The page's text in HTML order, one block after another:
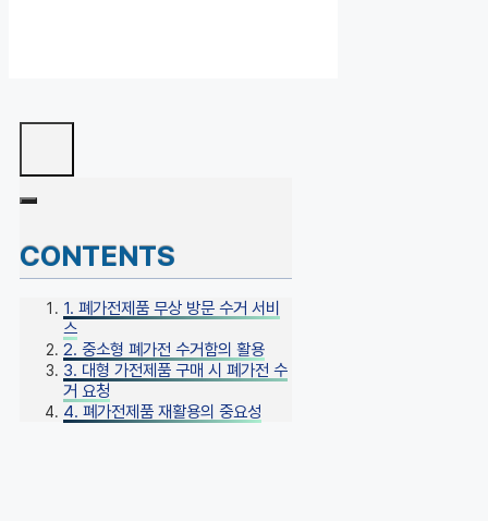
CONTENTS
1. 폐가전제품 무상 방문 수거 서비
스
2. 중소형 폐가전 수거함의 활용
3. 대형 가전제품 구매 시 폐가전 수
거 요청
4. 폐가전제품 재활용의 중요성